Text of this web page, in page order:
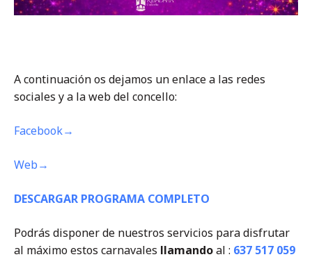
A continuación os dejamos un enlace a las redes
sociales y a la web del concello:
Facebook→
Web→
DESCARGAR PROGRAMA COMPLETO
Podrás disponer de nuestros servicios para disfrutar
al máximo estos carnavales llamandoal : 637 517 059